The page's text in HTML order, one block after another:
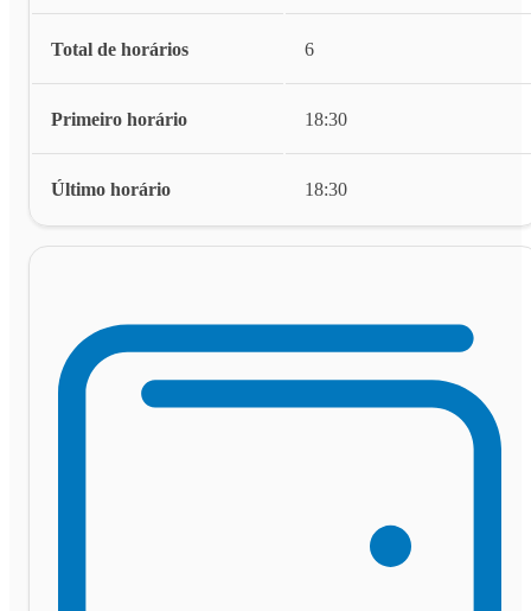
Total de horários 6
Primeiro horário 18:30
Último horário 18:30